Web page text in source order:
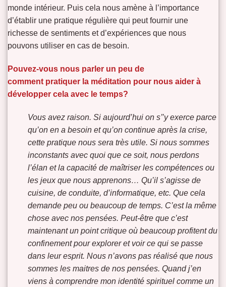
monde intérieur. Puis cela nous amène à l’importance
d’établir une pratique régulière qui peut fournir une
richesse de sentiments et d’expériences que nous
pouvons utiliser en cas de besoin.
Pouvez-vous nous parler un peu de
comment pratiquer la méditation pour nous aider à
développer cela avec le temps?
Vous avez raison. Si aujourd’hui on s’’y exerce parce
qu’on en a besoin et qu’on continue après la crise,
cette pratique nous sera très utile. Si nous sommes
inconstants avec quoi que ce soit, nous perdons
l’élan et la capacité de maîtriser les compétences ou
les jeux que nous apprenons… Qu’il s’agisse de
cuisine, de conduite, d’informatique, etc. Que cela
demande peu ou beaucoup de temps. C’est la même
chose avec nos pensées. Peut-être que c’est
maintenant un point critique où beaucoup profitent du
confinement pour explorer et voir ce qui se passe
dans leur esprit. Nous n’avons pas réalisé que nous
sommes les maitres de nos pensées. Quand j’en
viens à comprendre mon identité spirituel comme un